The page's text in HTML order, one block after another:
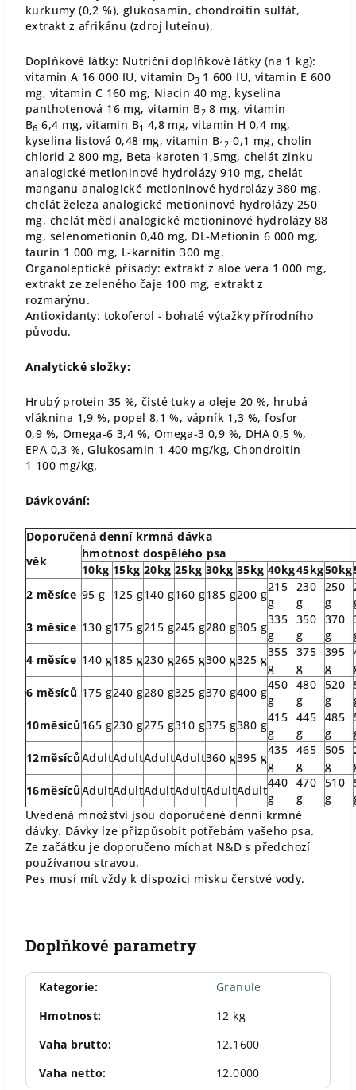
kurkumy (0,2 %), glukosamin, chondroitin sulfát,
extrakt z afrikánu (zdroj luteinu).
Doplňkové látky: Nutriční doplňkové látky (na 1 kg):
vitamin A 16 000 IU, vitamin D3 1 600 IU, vitamin E 600
mg, vitamin C 160 mg, Niacin 40 mg, kyselina
panthotenová 16 mg, vitamin B2 8 mg, vitamin
B6 6,4 mg, vitamin B1 4,8 mg, vitamin H 0,4 mg,
kyselina listová 0,48 mg, vitamin B12 0,1 mg, cholin
chlorid 2 800 mg, Beta-karoten 1,5mg, chelát zinku
analogické metioninové hydrolázy 910 mg, chelát
manganu analogické metioninové hydrolázy 380 mg,
chelát železa analogické metioninové hydrolázy 250
mg, chelát mědi analogické metioninové hydrolázy 88
mg, selenometionin 0,40 mg, DL-Metionin 6 000 mg,
taurin 1 000 mg, L-karnitin 300 mg.
Organoleptické přísady: extrakt z aloe vera 1 000 mg,
extrakt ze zeleného čaje 100 mg, extrakt z
rozmarýnu.
Antioxidanty: tokoferol - bohaté výtažky přírodního
původu.
Analytické složky:
Hrubý protein 35 %, čisté tuky a oleje 20 %, hrubá
vláknina 1,9 %, popel 8,1 %, vápník 1,3 %, fosfor
0,9 %, Omega-6 3,4 %, Omega-3 0,9 %, DHA 0,5 %,
EPA 0,3 %, Glukosamin 1 400 mg/kg, Chondroitin
1 100 mg/kg.
Dávkování:
Doporučená denní krmná dávka
věk
hmotnost dospělého psa
10kg 15kg 20kg 25kg 30kg 35kg 40kg45kg50kg
2 měsíce 95 g 125 g140 g160 g185 g200 g
215
g
230
g
250
g
3 měsíce 130 g175 g215 g245 g280 g305 g
335
g
350
g
370
g
4 měsíce 140 g185 g230 g265 g300 g325 g
355
g
375
g
395
g
6 měsíců 175 g240 g280 g325 g370 g400 g
450
g
480
g
520
g
10měsíců165 g230 g275 g310 g375 g380 g
415
g
445
g
485
g
12měsícůAdultAdultAdultAdult360 g395 g
435
g
465
g
505
g
16měsícůAdultAdultAdultAdultAdultAdult
440
g
470
g
510
g
Uvedená množství jsou doporučené denní krmné
dávky. Dávky lze přizpůsobit potřebám vašeho psa.
Ze začátku je doporučeno míchat N&D s předchozí
používanou stravou.
Pes musí mít vždy k dispozici misku čerstvé vody.
Doplňkové parametry
Kategorie:
Granule
Hmotnost:
12 kg
Vaha brutto:
12.1600
Vaha netto: 12.0000